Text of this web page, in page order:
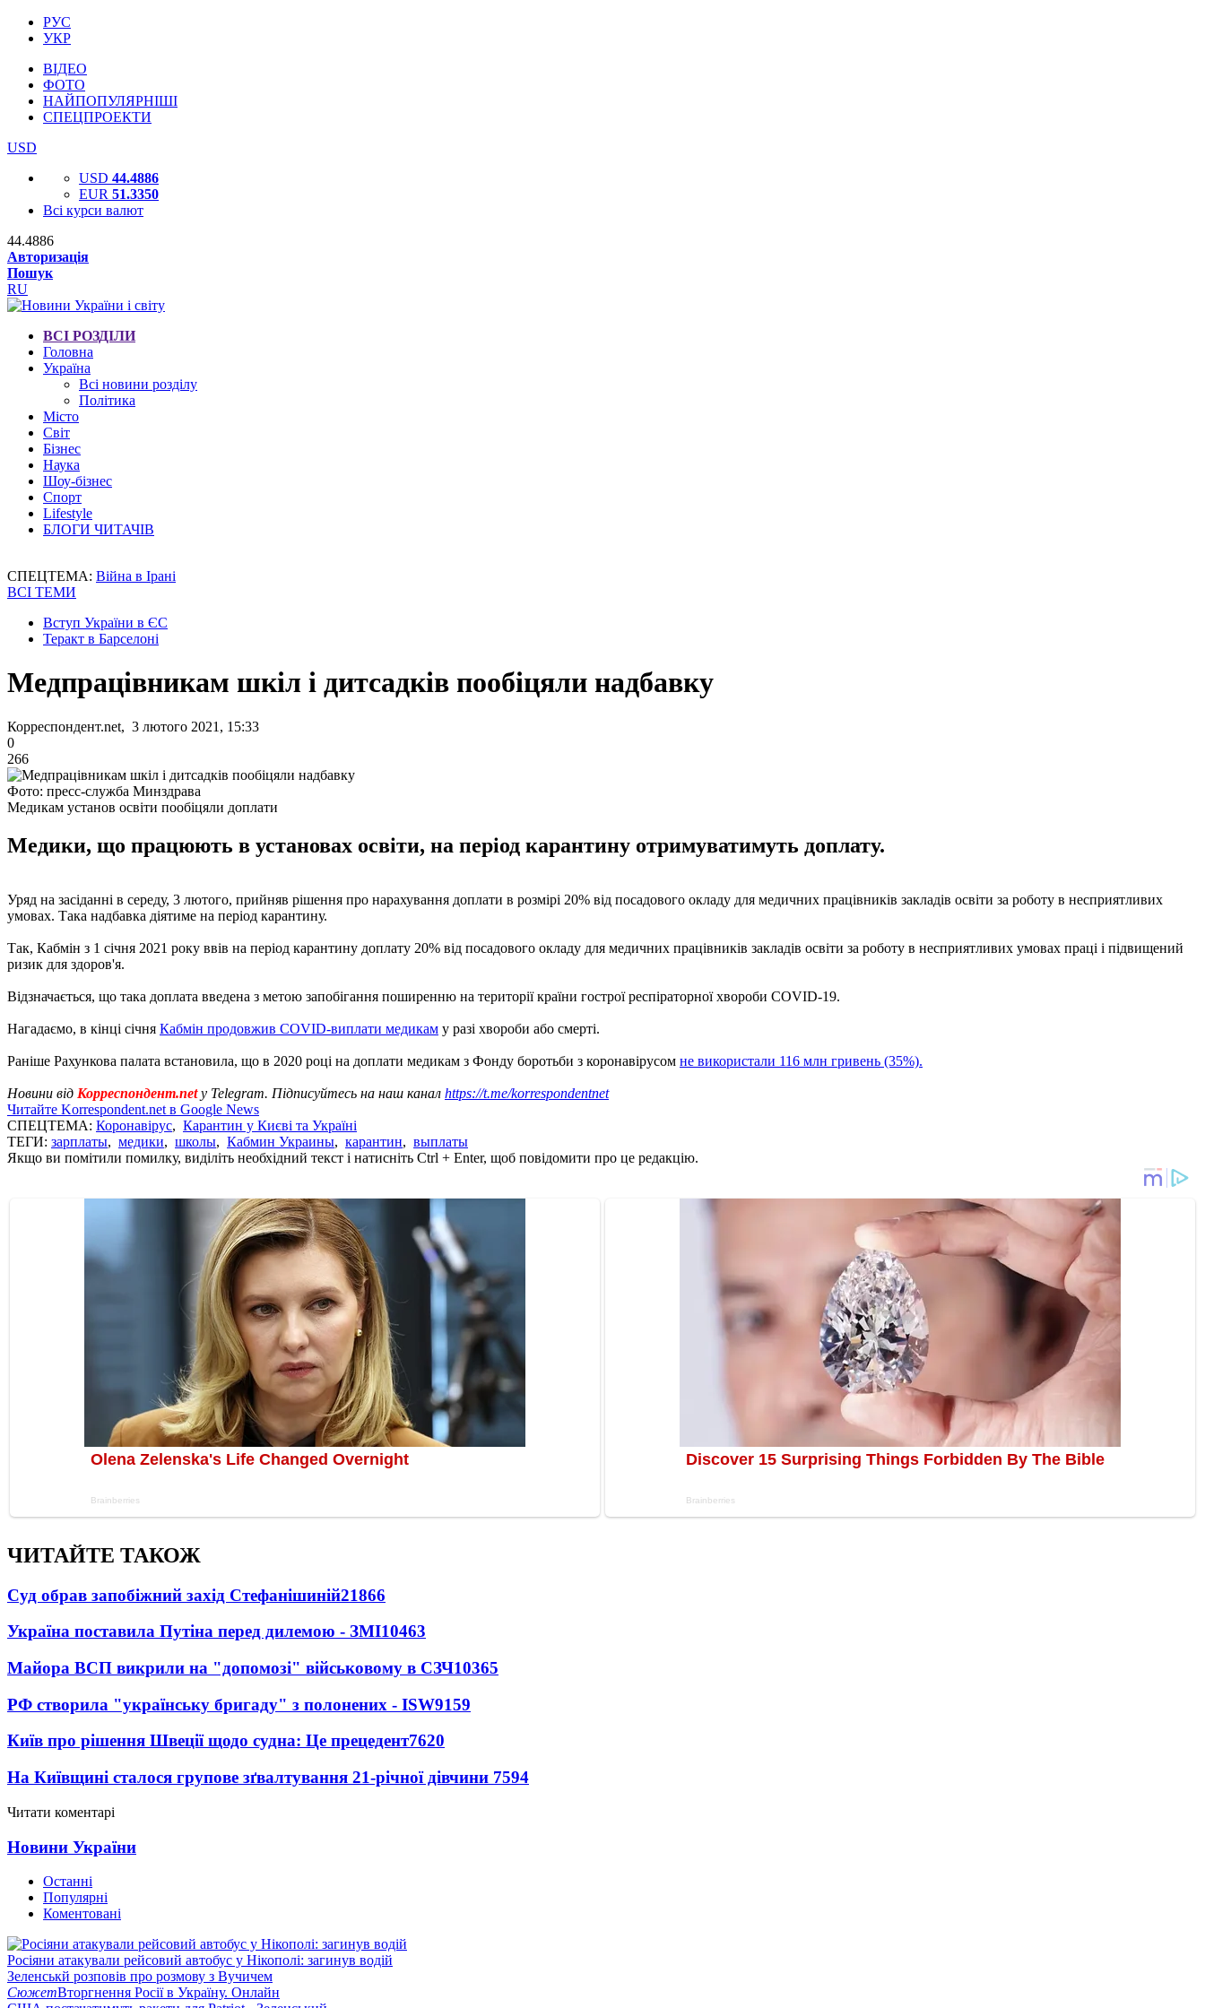
РУС
УКР
ВІДЕО
ФОТО
НАЙПОПУЛЯРНІШІ
СПЕЦПРОЕКТИ
USD
USD 44.4886
EUR 51.3350
Всі курси валют
44.4886
Авторизація
Пошук
RU
ВСІ РОЗДІЛИ
Головна
Україна
Всі новини розділу
Політика
Місто
Світ
Бізнес
Наука
Шоу-бізнес
Спорт
Lifestyle
БЛОГИ ЧИТАЧІВ
СПЕЦТЕМА: Війна в Ірані
ВСІ ТЕМИ
Вступ України в ЄС
Теракт в Барселоні
Медпрацівникам шкіл і дитсадків пообіцяли надбавку
Корреспондент.net, 3 лютого 2021, 15:33
0
266
Фото: пресс-служба Минздрава
Медикам установ освіти пообіцяли доплати
Медики, що працюють в установах освіти, на період карантину отримуватимуть доплату.
Уряд на засіданні в середу, 3 лютого, прийняв рішення про нарахування доплати в розмірі 20% від посадового окладу для медичних працівників закладів освіти за роботу в несприятливих
умовах. Така надбавка діятиме на період карантину.
Так, Кабмін з 1 січня 2021 року ввів на період карантину доплату 20% від посадового окладу для медичних працівників закладів освіти за роботу в несприятливих умовах праці і підвищений
ризик для здоров'я.
Відзначається, що така доплата введена з метою запобігання поширенню на території країни гострої респіраторної хвороби COVID-19.
Нагадаємо, в кінці січня Кабмін продовжив COVID-виплати медикам у разі хвороби або смерті.
Раніше Рахункова палата встановила, що в 2020 році на доплати медикам з Фонду боротьби з коронавірусом не використали 116 млн гривень (35%).
Новини від Корреспондент.netу Telegram. Підписуйтесь на наш канал https://t.me/korrespondentnet
Читайте Korrespondent.net в Google News
СПЕЦТЕМА: Коронавірус, Карантин у Києві та Україні
ТЕГИ: зарплаты, медики, школы, Кабмин Украины, карантин, выплаты
Якщо ви помітили помилку, виділіть необхідний текст і натисніть Ctrl + Enter, щоб повідомити про це редакцію.
ЧИТАЙТЕ ТАКОЖ
Суд обрав запобіжний захід Стефанішиній21866
Україна поставила Путіна перед дилемою - ЗМІ10463
Майора ВСП викрили на "допомозі" військовому в СЗЧ10365
РФ створила "українську бригаду" з полонених - ISW9159
Київ про рішення Швеції щодо судна: Це прецедент7620
На Київщині сталося групове зґвалтування 21-річної дівчини 7594
Читати коментарі
Новини України
Останні
Популярні
Коментовані
Росіяни атакували рейсовий автобус у Нікополі: загинув водій
Зеленськй розповів про розмову з Вучичем
СюжетВторгнення Росії в Україну. Онлайн